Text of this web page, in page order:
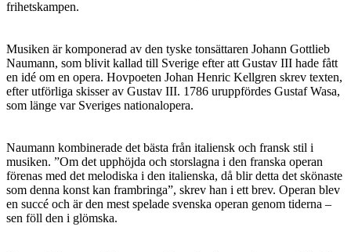
frihetskampen.
Musiken är komponerad av den tyske tonsättaren Johann Gottlieb
Naumann, som blivit kallad till Sverige efter att Gustav III hade fått
en idé om en opera. Hovpoeten Johan Henric Kellgren skrev texten,
efter utförliga skisser av Gustav III. 1786 uruppfördes Gustaf Wasa,
som länge var Sveriges nationalopera.
Naumann kombinerade det bästa från italiensk och fransk stil i
musiken. ”Om det upphöjda och storslagna i den franska operan
förenas med det melodiska i den italienska, då blir detta det skönaste
som denna konst kan frambringa”, skrev han i ett brev. Operan blev
en succé och är den mest spelade svenska operan genom tiderna –
sen föll den i glömska.